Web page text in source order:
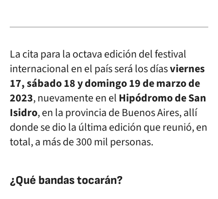
La cita para la octava edición del festival
internacional en el país será los díasviernes
17, sábado 18 y domingo 19 de marzo de
2023, nuevamente en elHipódromo de San
Isidro, en la provincia de Buenos Aires, allí
donde se dio la última edición que reunió, en
total, a más de 300 mil personas.
¿Qué bandas tocarán?